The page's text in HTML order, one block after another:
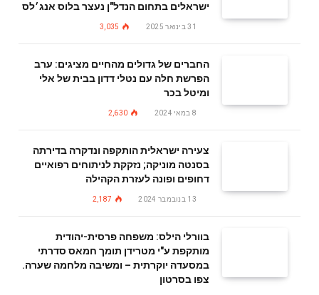
ישראלים בתחום הנדל"ן נעצר בלוס אנג׳לס
31 בינואר 2025 3,035
החברים של גדולים מהחיים מציגים: ערב
הפרשת חלה עם נטלי דדון בבית של אלי
ומיטל בכר
8 במאי 2024 2,630
צעירה ישראלית הותקפה ונדקרה בדירתה
בסנטה מוניקה; נזקקת לניתוחים רפואיים
דחופים ופונה לעזרת הקהילה
13 בנובמבר 2024 2,187
בוורלי הילס: משפחה פרסית-יהודית
מותקפת ע"י מטרידן תומך חמאס סדרתי
במסעדה יוקרתית – ומשיבה מלחמה שערה.
צפו בסרטון